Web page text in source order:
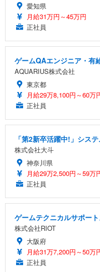
愛知県
月給31万円～45万円
正社員
ゲームQAエンジニア・有
AQUARIUS株式会社
東京都
月給29万8,100円～60万
正社員
「第2新卒活躍中!」シス
株式会社大斗
神奈川県
月給29万2,500円～59万
正社員
ゲームテクニカルサポー
株式会社RIOT
大阪府
月給31万7,200円～50万
正社員